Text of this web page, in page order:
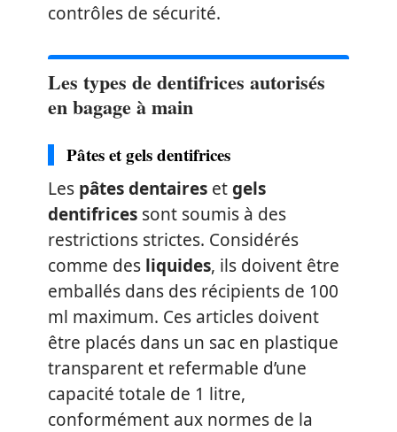
contrôles de sécurité.
Les types de dentifrices autorisés
en bagage à main
Pâtes et gels dentifrices
Les pâtes dentaires etgels
dentifrices sont soumis à des
restrictions strictes. Considérés
comme des liquides, ils doivent être
emballés dans des récipients de 100
ml maximum. Ces articles doivent
être placés dans un sac en plastique
transparent et refermable d’une
capacité totale de 1 litre,
conformément aux normes de la